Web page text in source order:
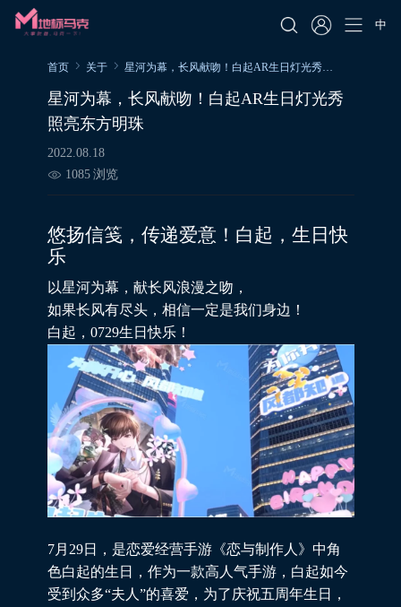
中
首页 关于 星河为幕，长风献吻！白起AR生日灯光秀照亮东方明珠
星河为幕，长风献吻！白起AR生日灯光秀
照亮东方明珠
2022.08.18
1085 浏览
悠扬信笺，传递爱意！白起，生日快
乐
以星河为幕，献长风浪漫之吻，
如果长风有尽头，相信一定是我们身边！
白起，0729生日快乐！
7月29日，是恋爱经营手游《恋与制作人》中角
色白起的生日，作为一款高人气手游，白起如今
受到众多“夫人”的喜爱，为了庆祝五周年生日，